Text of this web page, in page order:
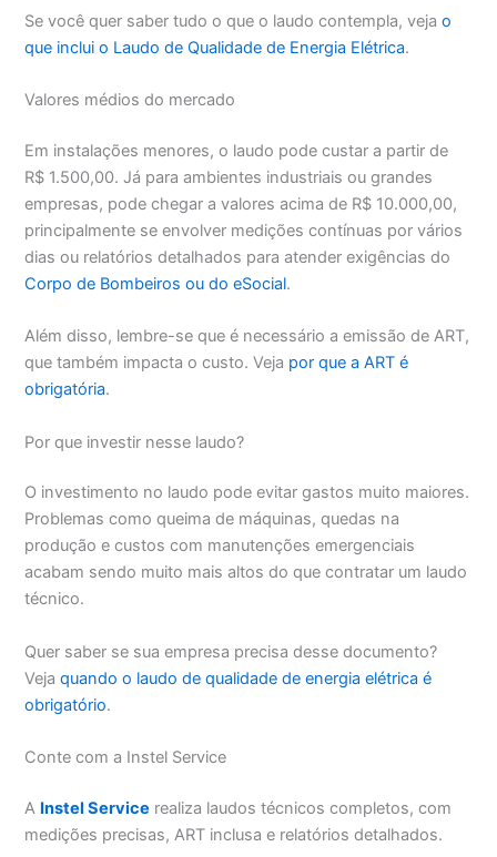
Se você quer saber tudo o que o laudo contempla, vejao
que inclui o Laudo de Qualidade de Energia Elétrica.
Valores médios do mercado
Em instalações menores, o laudo pode custar a partir de
R$ 1.500,00. Já para ambientes industriais ou grandes
empresas, pode chegar a valores acima de R$ 10.000,00,
principalmente se envolver medições contínuas por vários
dias ou relatórios detalhados para atender exigências do
Corpo de Bombeiros ou do eSocial.
Além disso, lembre-se que é necessário a emissão de ART,
que também impacta o custo. Veja por que a ART é
obrigatória.
Por que investir nesse laudo?
O investimento no laudo pode evitar gastos muito maiores.
Problemas como queima de máquinas, quedas na
produção e custos com manutenções emergenciais
acabam sendo muito mais altos do que contratar um laudo
técnico.
Quer saber se sua empresa precisa desse documento?
Vejaquando o laudo de qualidade de energia elétrica é
obrigatório.
Conte com a Instel Service
A Instel Service realiza laudos técnicos completos, com
medições precisas, ART inclusa e relatórios detalhados.